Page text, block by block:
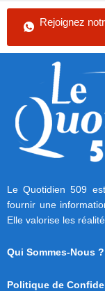
Rejoignez
Le Quotidien 509
fournir une
Elle valorise les
Qui Sommes-Nous ?
Politique de